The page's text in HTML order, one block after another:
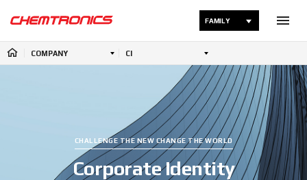
FAMILY
COMPANY CI
CHALLENGE THE NEW CHANGE THE WORLD
Corporate Identity